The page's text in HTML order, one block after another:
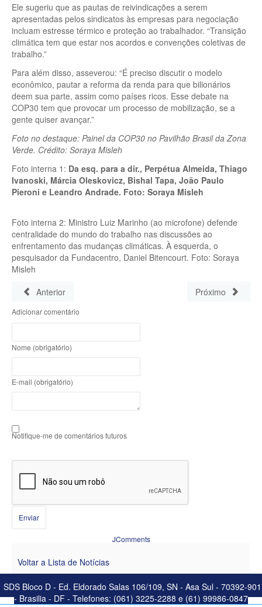
Ele sugeriu que as pautas de reivindicações a serem
apresentadas pelos sindicatos às empresas para negociação
incluam estresse térmico e proteção ao trabalhador. “Transição
climática tem que estar nos acordos e convenções coletivas de
trabalho.”
Para além disso, asseverou: “É preciso discutir o modelo
econômico, pautar a reforma da renda para que bilionários
deem sua parte, assim como países ricos. Esse debate na
COP30 tem que provocar um processo de mobilização, se a
gente quiser avançar.”
Foto no destaque: Painel da COP30 no Pavilhão Brasil da Zona
Verde. Crédito: Soraya Misleh
Foto interna 1: Da esq. para a dir., Perpétua Almeida, Thiago
Ivanoski, Márcia Oleskovicz, Bishal Tapa, João Paulo
Pieroni e Leandro Andrade. Foto: Soraya Misleh
Foto interna 2: Ministro Luiz Marinho (ao microfone) defende
centralidade do mundo do trabalho nas discussões ao
enfrentamento das mudanças climáticas. À esquerda, o
pesquisador da Fundacentro, Daniel Bitencourt. Foto: Soraya
Misleh
Anterior
Próximo
Adicionar comentário
Nome (obrigatório)
E-mail (obrigatório)
Notifique-me de comentários futuros
Enviar
JComments
Voltar a Lista de Notícias
SDS Bloco D - Ed. Eldorado Salas 106/109, SN - Asa Sul - 70392-901
- Brasilia - DF - Telefones: (061) 3225-2288 e (61) 99986-0847